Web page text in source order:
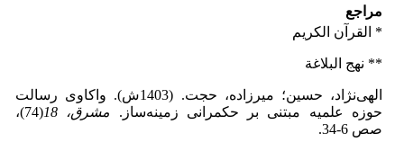
مراجع
* القرآن الکریم
** نهج البلاغة
الهی‌نژاد، حسین؛ میرزاده، حجت. (1403ش). واکاوی رسالت
حوزه علمیه مبتنی بر حکمرانی زمینه‌ساز. مشرق، 18
(74)،
صص 6-34.